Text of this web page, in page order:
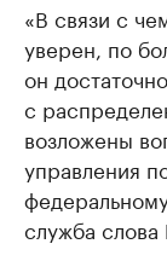
«В связи с
уверен, по
он
с
возложены
управления
служба слова